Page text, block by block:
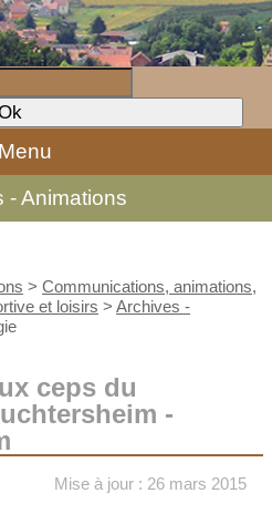
Menu
- Animations
> Communications, animations,
et loisirs > Archives -
ceps du
-
Mise à jour : 26 mars 2015